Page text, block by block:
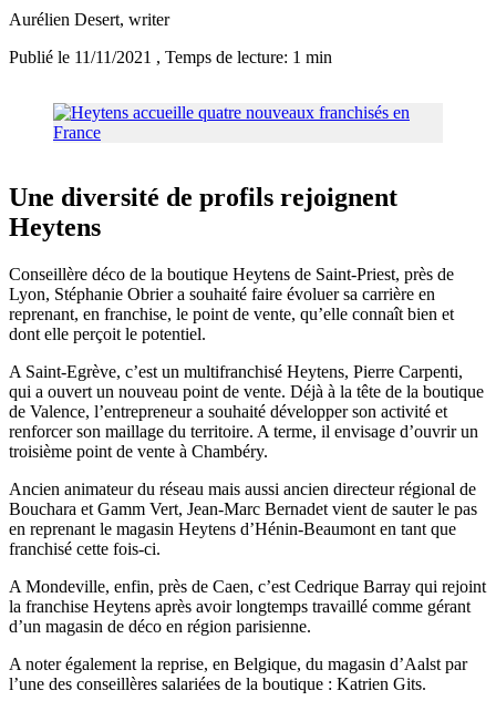
Aurélien Desert, writer
Publié le 11/11/2021 , Temps de lecture: 1 min
Une diversité de profils rejoignent
Heytens
Conseillère déco de la boutique Heytens de Saint-Priest, près de
Lyon, Stéphanie Obrier a souhaité faire évoluer sa carrière en
reprenant, en franchise, le point de vente, qu’elle connaît bien et
dont elle perçoit le potentiel.
A Saint-Egrève, c’est un multifranchisé Heytens, Pierre Carpenti,
qui a ouvert un nouveau point de vente. Déjà à la tête de la boutique
de Valence, l’entrepreneur a souhaité développer son activité et
renforcer son maillage du territoire. A terme, il envisage d’ouvrir un
troisième point de vente à Chambéry.
Ancien animateur du réseau mais aussi ancien directeur régional de
Bouchara et Gamm Vert, Jean-Marc Bernadet vient de sauter le pas
en reprenant le magasin Heytens d’Hénin-Beaumont en tant que
franchisé cette fois-ci.
A Mondeville, enfin, près de Caen, c’est Cedrique Barray qui rejoint
la franchise Heytens après avoir longtemps travaillé comme gérant
d’un magasin de déco en région parisienne.
A noter également la reprise, en Belgique, du magasin d’Aalst par
l’une des conseillères salariées de la boutique : Katrien Gits.